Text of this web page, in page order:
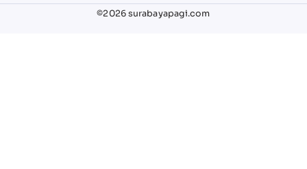
©2026 surabayapagi.com